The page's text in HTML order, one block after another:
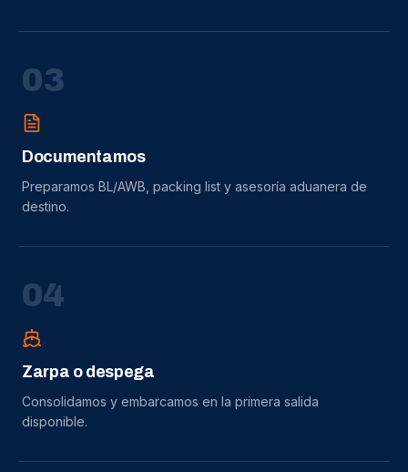
03
Documentamos
Preparamos BL/AWB, packing list y asesoría aduanera de
destino.
04
Zarpa o despega
Consolidamos y embarcamos en la primera salida
disponible.